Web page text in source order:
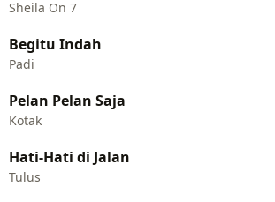
Sheila On 7
Begitu Indah
Padi
Pelan Pelan Saja
Kotak
Hati-Hati di Jalan
Tulus